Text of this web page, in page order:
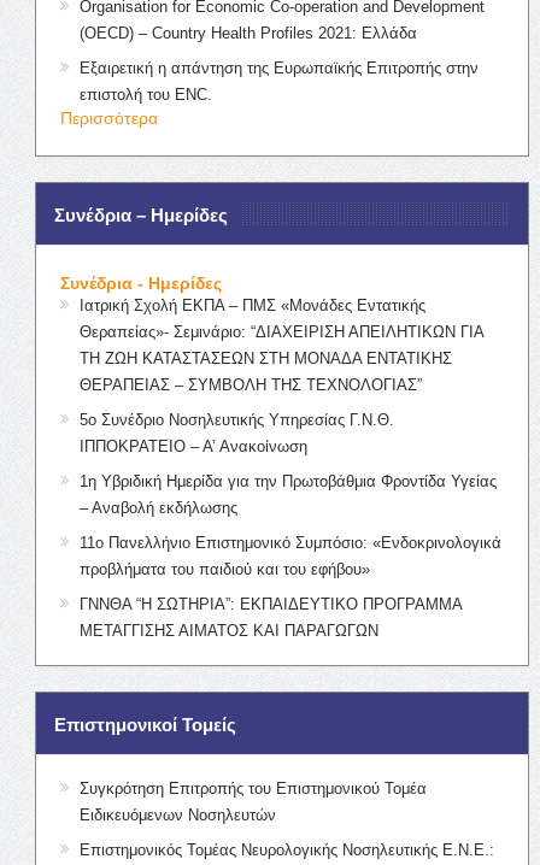
Organisation for Economic Co-operation and Development
(OECD) – Country Health Profiles 2021: Ελλάδα
Εξαιρετική η απάντηση της Ευρωπαϊκής Επιτροπής στην
επιστολή του ENC.
Περισσότερα
Συνέδρια – Ημερίδες
Συνέδρια - Ημερίδες
Ιατρική Σχολή ΕΚΠΑ – ΠΜΣ «Μονάδες Εντατικής
Θεραπείας»- Σεμινάριο: “ΔΙΑΧΕΙΡΙΣΗ ΑΠΕΙΛΗΤΙΚΩΝ ΓΙΑ
ΤΗ ΖΩΗ ΚΑΤΑΣΤΑΣΕΩΝ ΣΤΗ ΜΟΝΑΔΑ ΕΝΤΑΤΙΚΗΣ
ΘΕΡΑΠΕΙΑΣ – ΣΥΜΒΟΛΗ ΤΗΣ ΤΕΧΝΟΛΟΓΙΑΣ”
5ο Συνέδριο Νοσηλευτικής Υπηρεσίας Γ.Ν.Θ.
ΙΠΠΟΚΡΑΤΕΙΟ – Α’ Ανακοίνωση
1η Υβριδική Ημερίδα για την Πρωτοβάθμια Φροντίδα Υγείας
– Αναβολή εκδήλωσης
11ο Πανελλήνιο Επιστημονικό Συμπόσιο: «Ενδοκρινολογικά
προβλήματα του παιδιού και του εφήβου»
ΓΝΝΘΑ “Η ΣΩΤΗΡΙΑ”: ΕΚΠΑΙΔΕΥΤΙΚΟ ΠΡΟΓΡΑΜΜΑ
ΜΕΤΑΓΓΙΣΗΣ ΑΙΜΑΤΟΣ ΚΑΙ ΠΑΡΑΓΩΓΩΝ
Επιστημονικοί Τομείς
Συγκρότηση Επιτροπής του Επιστημονικού Τομέα
Ειδικευόμενων Νοσηλευτών
Επιστημονικός Τομέας Νευρολογικής Νοσηλευτικής Ε.Ν.Ε.: